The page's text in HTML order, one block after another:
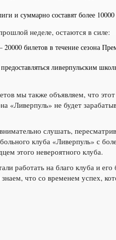
и суммарно составят более 10000
неделе, остаются в силе:
билетов в течение сезона
ливерпульским
мы также объявляем, что этот
«Ливерпуль» не будет
слушать,
клуба «Ливерпуль» с
этого невероятного клуба.
работать на благо клуба и
что со временем успех,